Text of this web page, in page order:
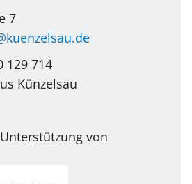
7
129 714
Künzelsau
von